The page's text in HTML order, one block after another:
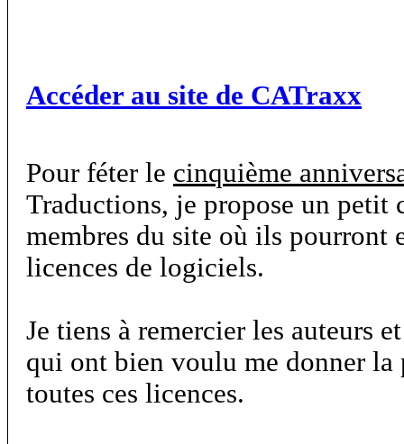
Accéder au site de CATraxx
Pour féter le cinquième
Traductions, je propose un petit
membres du site où ils pourront
licences de logiciels.
Je tiens à remercier les auteurs
qui ont bien voulu me donner
toutes ces licences.